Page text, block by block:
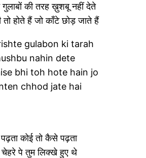
गुलाबों की तरह ख़ुशबू नहीं देते
होते हैं जो काँटे छोड़ जाते हैं
gulabon ki tarah
nahin dete
bhi toh hote hain jo
chhod jate hai
कोई तो कैसे पढ़ता
चेहरे पे तुम लिक्खे हुए थे